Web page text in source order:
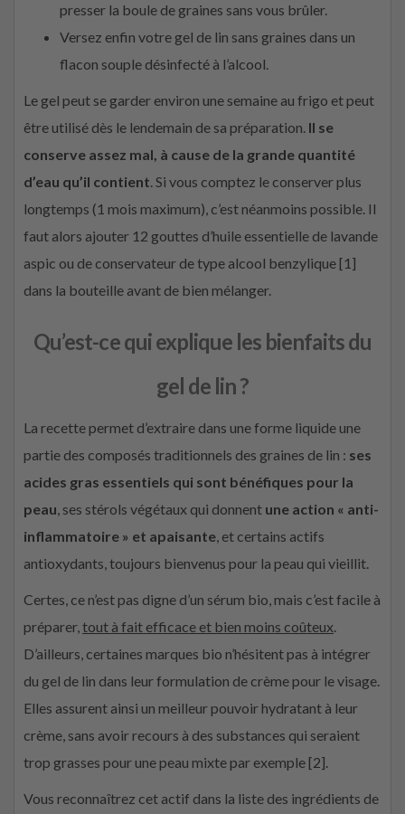
presser la boule de graines sans vous brûler.
Versez enfin votre gel de lin sans graines dans un
flacon souple désinfecté à l’alcool.
Le gel peut se garder environ une semaine au frigo et peut
être utilisé dès le lendemain de sa préparation. Il se
conserve assez mal, à cause de la grande quantité
d’eau qu’il contient. Si vous comptez le conserver plus
longtemps (1 mois maximum), c’est néanmoins possible. Il
faut alors ajouter 12 gouttes d’huile essentielle de lavande
aspic ou de conservateur de type alcool benzylique [1]
dans la bouteille avant de bien mélanger.
Qu’est-ce qui explique les bienfaits du
gel de lin ?
La recette permet d’extraire dans une forme liquide une
partie des composés traditionnels des graines de lin : ses
acides gras essentiels qui sont bénéfiques pour la
peau, ses stérols végétaux qui donnent une action « anti-
inflammatoire » et apaisante, et certains actifs
antioxydants, toujours bienvenus pour la peau qui vieillit.
Certes, ce n’est pas digne d’un sérum bio, mais c’est facile à
préparer,tout à fait efficace et bien moins coûteux.
D’ailleurs, certaines marques bio n’hésitent pas à intégrer
du gel de lin dans leur formulation de crème pour le visage.
Elles assurent ainsi un meilleur pouvoir hydratant à leur
crème, sans avoir recours à des substances qui seraient
trop grasses pour une peau mixte par exemple [2].
Vous reconnaîtrez cet actif dans la liste des ingrédients de